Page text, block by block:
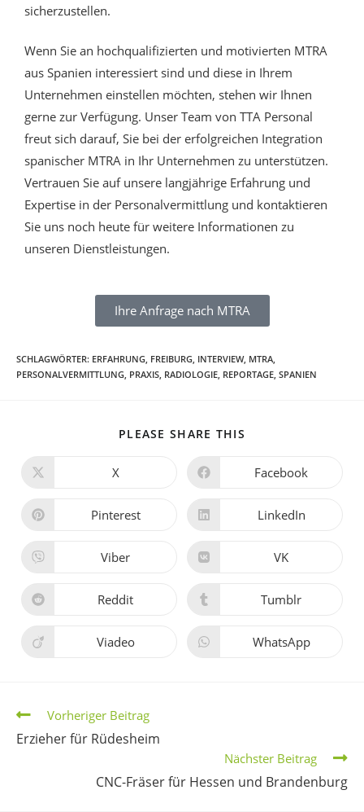
sicherzustellen.
Wenn Sie an hochqualifizierten und motivierten MTRA
aus Spanien interessiert sind und diese in Ihrem
Unternehmen einstellen möchten, stehen wir Ihnen
gerne zur Verfügung. Unser Team von TTA Personal
freut sich darauf, Sie bei der erfolgreichen Integration
spanischer MTRA in Ihr Unternehmen zu unterstützen.
Vertrauen Sie auf unsere langjährige Erfahrung und
Expertise in der Personalvermittlung und kontaktieren
Sie uns noch heute für weitere Informationen zu
unseren Dienstleistungen.
Ihre Anfrage nach MTRA
SCHLAGWÖRTER: ERFAHRUNG FREIBURG INTERVIEW, MTRA
PERSONALVERMITTLUNG PRAXIS RADIOLOGIE REPORTAGE SPANIEN
PLEASE SHARE THIS
X Facebook
Pinterest LinkedIn
Viber VK
Reddit Tumblr
Viadeo WhatsApp
Vorheriger Beitrag
Erzieher für Rüdesheim
Nächster Beitrag
CNC-Fräser für Hessen und Brandenburg